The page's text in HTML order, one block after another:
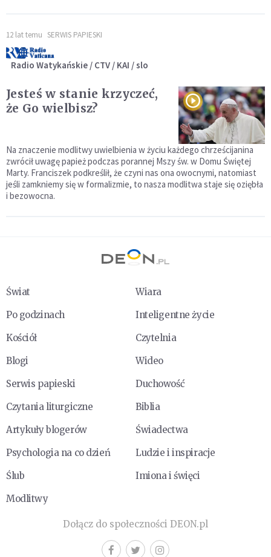
12 lat temu SERWIS PAPIESKI
Radio Watykańskie / CTV / KAI / slo
Jesteś w stanie krzyczeć,
że Go wielbisz?
Na znaczenie modlitwy uwielbienia w życiu każdego chrześcijanina
zwrócił uwagę papież podczas porannej Mszy św. w Domu Świętej
Marty. Franciszek podkreślił, że czyni nas ona owocnymi, natomiast
jeśli zamkniemy się w formalizmie, to nasza modlitwa staje się oziębła
i bezowocna.
Świat
Wiara
Po godzinach
Inteligentne życie
Kościół
Czytelnia
Blogi
Wideo
Serwis papieski
Duchowość
Czytania liturgiczne
Biblia
Artykuły blogerów
Świadectwa
Psychologia na co dzień
Ludzie i inspiracje
Ślub
Imiona i święci
Modlitwy
Dołącz do społeczności DEON.pl